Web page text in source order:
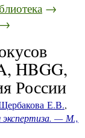
→
→
HBGG,
России
Е.В.,
экспертиза. — М.,